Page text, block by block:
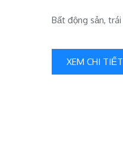
Bất động sản,
XEM CHI